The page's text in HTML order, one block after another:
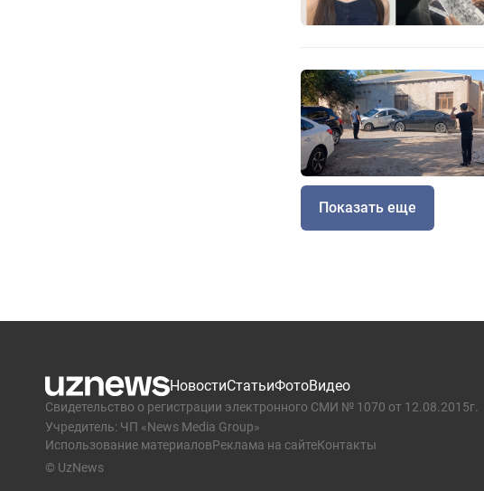
Показать еще
НовостиСтатьиФотоВидео
Свидетельство о регистрации электронного СМИ № 1070 от 12.08.2015г.
Учредитель: ЧП «News Media Group»
Использование материаловРеклама на сайтеКонтакты
© UzNews